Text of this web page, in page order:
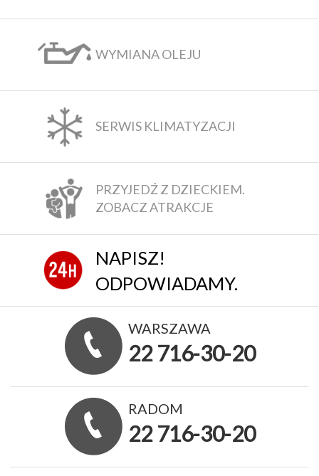
WYMIANA OLEJU
SERWIS KLIMATYZACJI
PRZYJEDŹ Z DZIECKIEM.
ZOBACZ ATRAKCJE
NAPISZ!
ODPOWIADAMY.
WARSZAWA
22 716-30-20
RADOM
22 716-30-20